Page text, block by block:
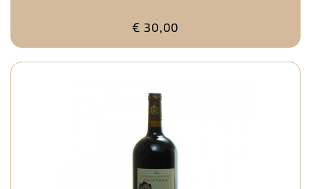
€ 30,00